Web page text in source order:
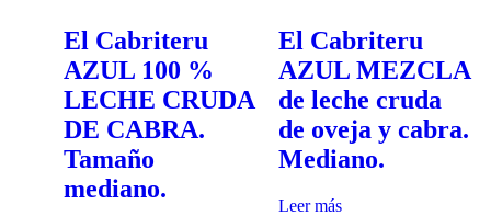
El Cabriteru
AZUL 100 %
LECHE CRUDA
DE CABRA.
Tamaño
mediano.
El Cabriteru
AZUL MEZCLA
de leche cruda
de oveja y cabra.
Mediano.
Leer más